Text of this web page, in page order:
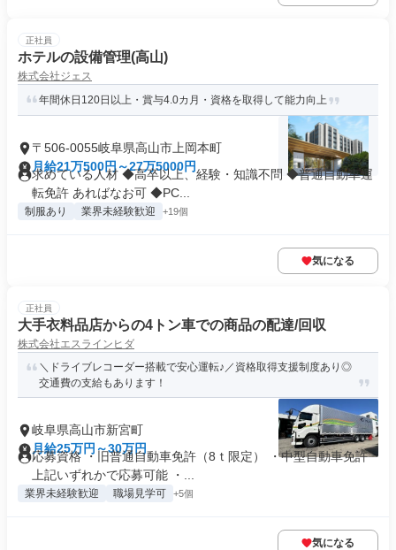
正社員
ホテルの設備管理(高山)
株式会社ジェス
年間休日120日以上・賞与4.0カ月・資格を取得して能力向上
〒506-0055岐阜県高山市上岡本町
月給21万500円～27万5000円
求めている人材 ◆高卒以上、経験・知識不問 ◆普通自動車運
転免許 あればなお可 ◆PC...
制服あり 業界未経験歓迎 +19個
気になる
正社員
大手衣料品店からの4トン車での商品の配達/回収
株式会社エスラインヒダ
＼ドライブレコーダー搭載で安心運転♪／資格取得支援制度あり◎
交通費の支給もあります！
岐阜県高山市新宮町
月給25万円～30万円
応募資格 ・旧普通自動車免許（8ｔ限定） ・中型自動車免許
上記いずれかで応募可能 ・...
業界未経験歓迎 職場見学可 +5個
気になる